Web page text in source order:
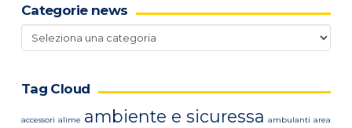
Categorie news
Categorie
news
Tag Cloud
accessori alime ambiente e sicuressa ambulanti area